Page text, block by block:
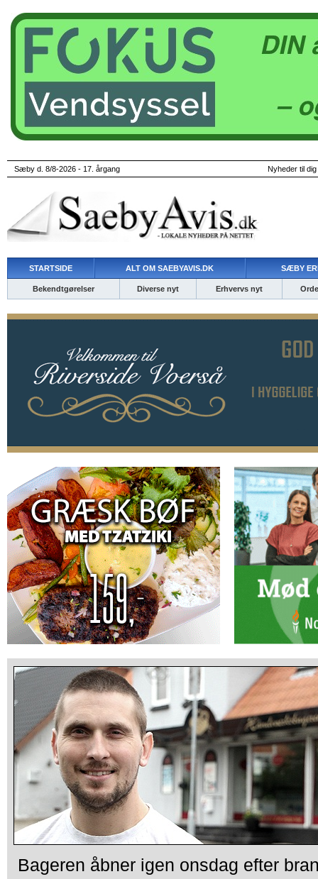
Sæby d. 8/8-2026 - 17. årgang Nyheder til
STARTSIDE ALT OM SAEBYAVIS.DK SÆBY
Bekendtgørelser Diverse nyt Erhvervs nyt
Bageren åbner igen onsdag efter